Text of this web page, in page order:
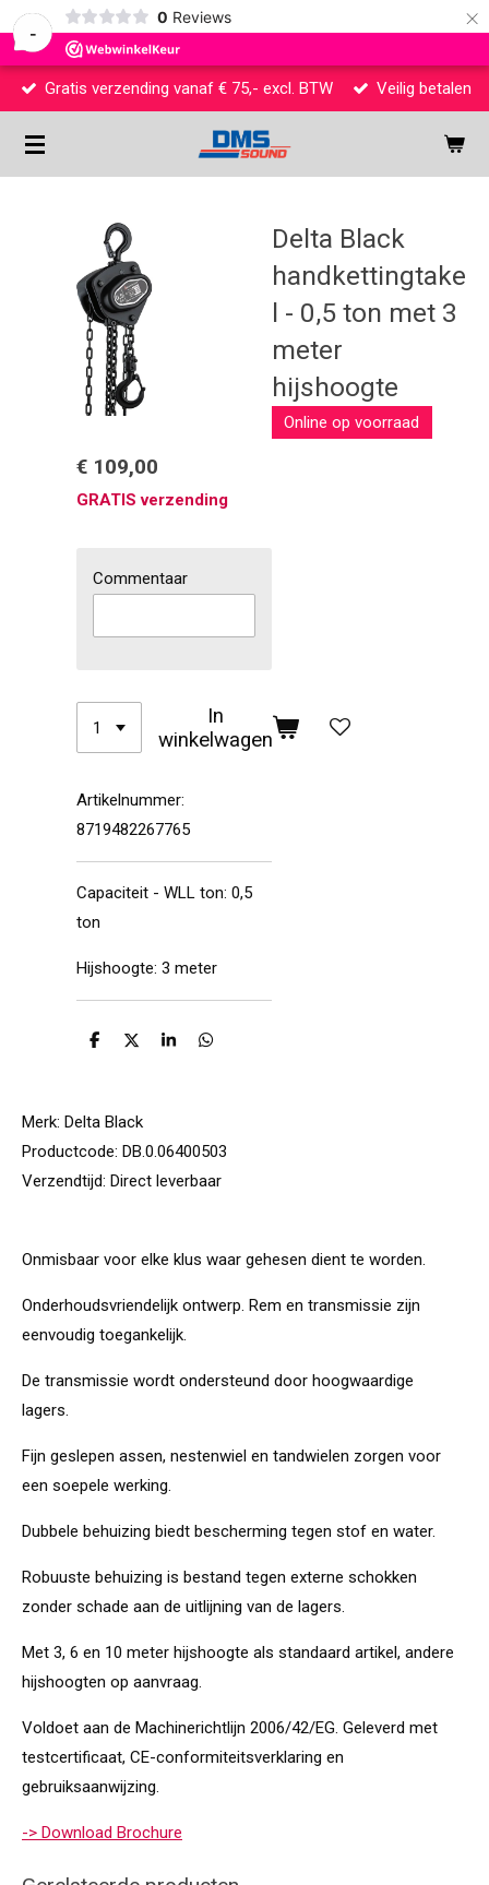
-
0 Reviews ×
Gratis verzending vanaf € 75,- excl. BTW Veilig betalen
Delta Black
handkettingtake
l - 0,5 ton met 3
meter
hijshoogte
Online op voorraad
€ 109,00
GRATIS verzending
Commentaar
In
winkelwagen
Artikelnummer:
8719482267765
Capaciteit - WLL ton: 0,5
ton
Hijshoogte: 3 meter
D
D
S
D
Merk: Delta Black
Productcode: DB.0.06400503
Verzendtijd: Direct leverbaar
Onmisbaar voor elke klus waar gehesen dient te worden.
Onderhoudsvriendelijk ontwerp. Rem en transmissie zijn
eenvoudig toegankelijk.
De transmissie wordt ondersteund door hoogwaardige
lagers.
Fijn geslepen assen, nestenwiel en tandwielen zorgen voor
een soepele werking.
Dubbele behuizing biedt bescherming tegen stof en water.
Robuuste behuizing is bestand tegen externe schokken
zonder schade aan de uitlijning van de lagers.
Met 3, 6 en 10 meter hijshoogte als standaard artikel, andere
hijshoogten op aanvraag.
Voldoet aan de Machinerichtlijn 2006/42/EG. Geleverd met
testcertificaat, CE-conformiteitsverklaring en
gebruiksaanwijzing.
-> Download Brochure